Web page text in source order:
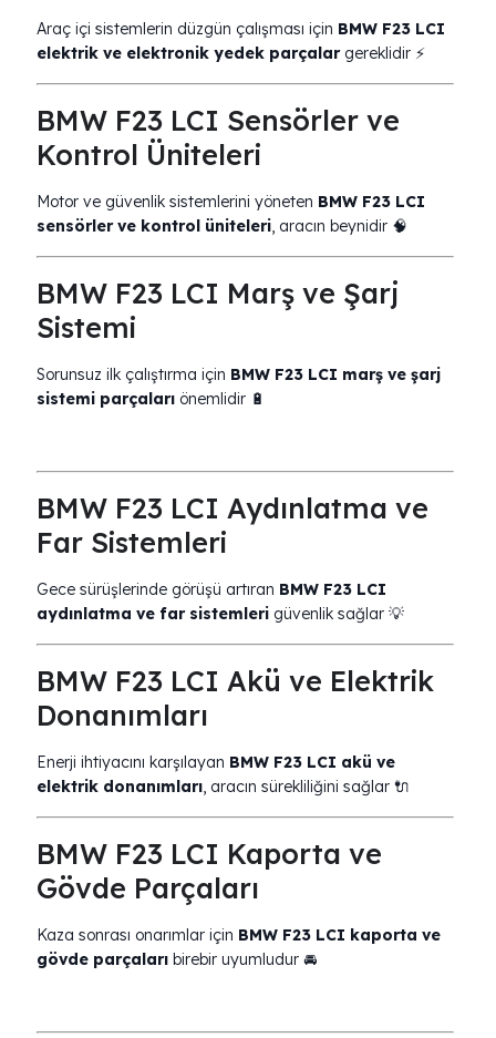
Araç içi sistemlerin düzgün çalışması için BMW F23 LCI
elektrik ve elektronik yedek parçalargereklidir ⚡
BMW F23 LCI Sensörler ve
Kontrol Üniteleri
Motor ve güvenlik sistemlerini yöneten BMW F23 LCI
sensörler ve kontrol üniteleri, aracın beynidir 🧠
BMW F23 LCI Marş ve Şarj
Sistemi
Sorunsuz ilk çalıştırma için BMW F23 LCI marş ve şarj
sistemi parçaları önemlidir 🔋
BMW F23 LCI Aydınlatma ve
Far Sistemleri
Gece sürüşlerinde görüşü artıran BMW F23 LCI
aydınlatma ve far sistemleri güvenlik sağlar 💡
BMW F23 LCI Akü ve Elektrik
Donanımları
Enerji ihtiyacını karşılayan BMW F23 LCI akü ve
elektrik donanımları, aracın sürekliliğini sağlar 🔌
BMW F23 LCI Kaporta ve
Gövde Parçaları
Kaza sonrası onarımlar için BMW F23 LCI kaporta ve
gövde parçaları birebir uyumludur 🚘